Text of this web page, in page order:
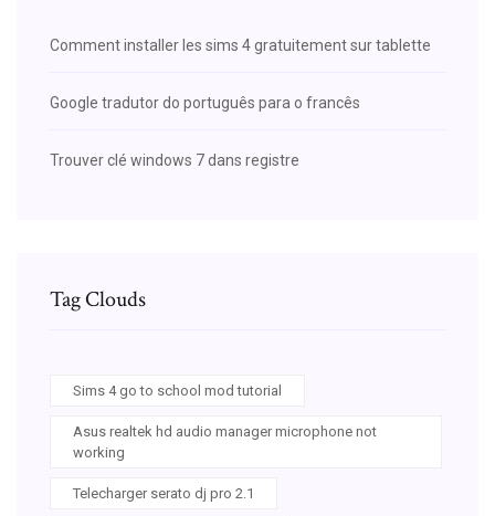
Comment installer les sims 4 gratuitement sur tablette
Google tradutor do português para o francês
Trouver clé windows 7 dans registre
Tag Clouds
Sims 4 go to school mod tutorial
Asus realtek hd audio manager microphone not
working
Telecharger serato dj pro 2.1